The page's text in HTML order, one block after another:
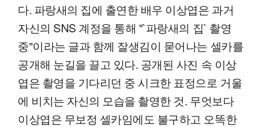
다. 파랑새의 집에 출연한 배우 이상엽은 과거
자신의 SNS 계정을 통해 "`파랑새의 집` 촬영
중"이라는 글과 함께 잘생김이 묻어나는 셀카를
공개해 눈길을 끌고 있다. 공개된 사진 속 이상
엽은 촬영을 기다리던 중 시크한 표정으로 거울
에 비치는 자신의 모습을 촬영한 것. 무엇보다
이상엽은 무보정 셀카임에도 불구하고 오똑한